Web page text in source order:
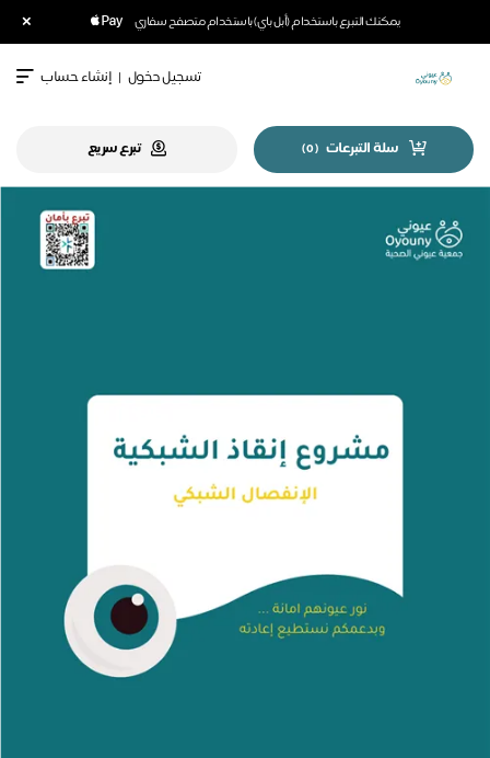
يمكنك التبرع باستخدام (أبل باي) باستخدام متصفح سفاري ×
تسجيل دخول | إنشاء حساب
سلة التبرعات (
0
) تبرع سريع